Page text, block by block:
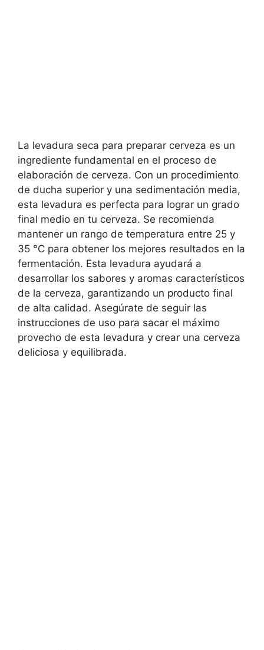
La levadura seca para preparar cerveza es un
ingrediente fundamental en el proceso de
elaboración de cerveza. Con un procedimiento
de ducha superior y una sedimentación media,
esta levadura es perfecta para lograr un grado
final medio en tu cerveza. Se recomienda
mantener un rango de temperatura entre 25 y
35 °C para obtener los mejores resultados en la
fermentación. Esta levadura ayudará a
desarrollar los sabores y aromas característicos
de la cerveza, garantizando un producto final
de alta calidad. Asegúrate de seguir las
instrucciones de uso para sacar el máximo
provecho de esta levadura y crear una cerveza
deliciosa y equilibrada.